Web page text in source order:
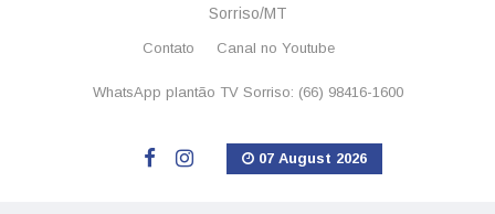
Sorriso/MT
Contato Canal no Youtube
WhatsApp plantão TV Sorriso: (66) 98416-1600
07 August 2026